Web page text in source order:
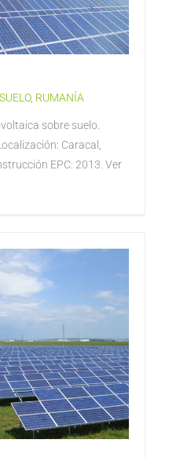
, RUMANÍA
sobre suelo.
Caracal,
EPC: 2013. Ver